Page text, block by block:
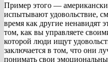
Пример этого —
испытывают удовольствие,
время как другие ненавидят
том, как вы управляете
которой люди ищут
заключается в том, что они
понимать свои